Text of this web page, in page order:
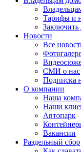
Тарифы и
Заключить
Новости
Все
СМИ о нас
Подписка
О компании
Наша
Наши
Автопарк
Вакансии
Раздельный сбор